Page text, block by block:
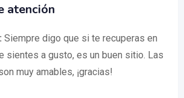
atención
Siempre digo que si te recuperas en
sientes a gusto, es un buen sitio. Las
muy amables, ¡gracias!